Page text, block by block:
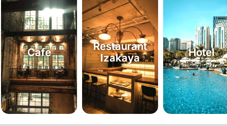
Cafe
Restaurant
Izakaya
Hotel